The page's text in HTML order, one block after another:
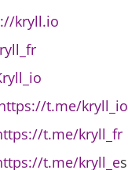
kryll.io
t.me/kryll_io
t.me/kryll_fr
t.me/kryll_es